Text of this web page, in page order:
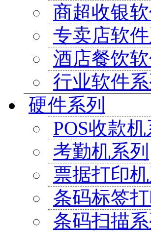
商超收银
专卖店软件
酒店餐饮
行业软件系
硬件系列
POS收款机
考勤机系列
票据打印机
条码标签
条码扫描系